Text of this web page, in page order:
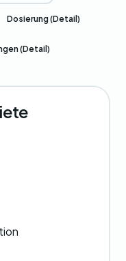
Dosierung (Detail)
(Detail)